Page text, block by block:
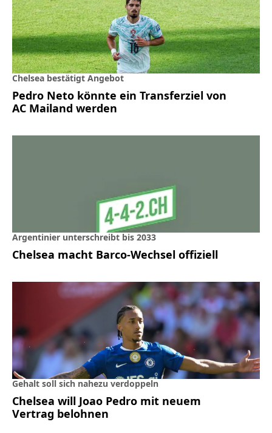
Chelsea bestätigt Angebot
Pedro Neto könnte ein Transferziel von
AC Mailand werden
Argentinier unterschreibt bis 2033
Chelsea macht Barco-Wechsel offiziell
Gehalt soll sich nahezu verdoppeln
Chelsea will Joao Pedro mit neuem
Vertrag belohnen